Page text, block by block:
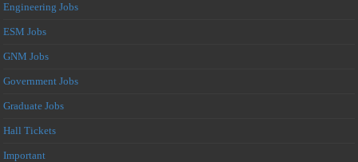
Engineering Jobs
ESM Jobs
GNM Jobs
Government Jobs
Graduate Jobs
Hall Tickets
Important